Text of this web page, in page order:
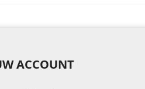
ACCOUNT